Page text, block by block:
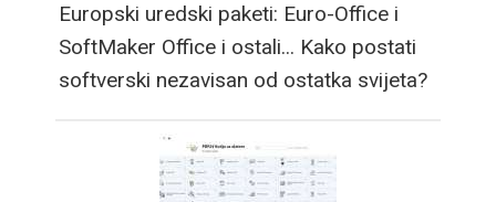
Watch9, kao i premium
opciju, Galaxy Watch
Ultra2. Osim većih
dulje trajanje bez
punjača, prelazak na
Europski uredski paketi: Euro-Office i
SoftMaker Office i ostali... Kako postati
softverski nezavisan od ostatka svijeta?